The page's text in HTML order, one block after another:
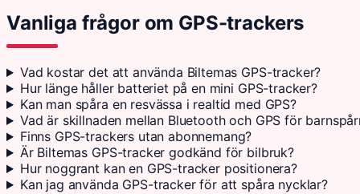
Vanliga frågor om GPS-trackers
Vad kostar det att använda Biltemas GPS-tracker?
Hur länge håller batteriet på en mini GPS-tracker?
Kan man spåra en resvässa i realtid med GPS?
Vad är skillnaden mellan Bluetooth och GPS för
Finns GPS-trackers utan abonnemang?
Är Biltemas GPS-tracker godkänd för bilbruk?
Hur noggrant kan en GPS-tracker positionera?
Kan jag använda GPS-tracker för att spåra nycklar?